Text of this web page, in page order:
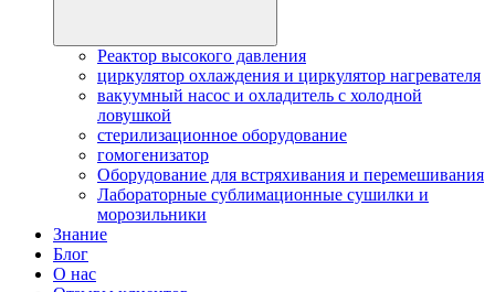
Реактор высокого давления
циркулятор охлаждения и циркулятор нагревателя
вакуумный насос и охладитель с холодной
ловушкой
стерилизационное оборудование
гомогенизатор
Оборудование для встряхивания и перемешивания
Лабораторные сублимационные сушилки и
морозильники
Знание
Блог
О нас